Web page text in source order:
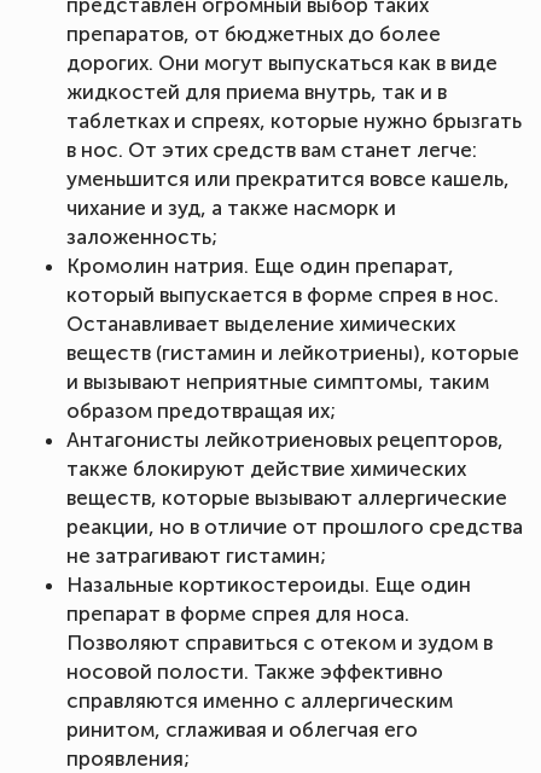
представлен огромный выбор таких
препаратов, от бюджетных до более
дорогих. Они могут выпускаться как в виде
жидкостей для приема внутрь, так и в
таблетках и спреях, которые нужно брызгать
в нос. От этих средств вам станет легче:
уменьшится или прекратится вовсе кашель,
чихание и зуд, а также насморк и
заложенность;
Кромолин натрия. Еще один препарат,
который выпускается в форме спрея в нос.
Останавливает выделение химических
веществ (гистамин и лейкотриены), которые
и вызывают неприятные симптомы, таким
образом предотвращая их;
Антагонисты лейкотриеновых рецепторов,
также блокируют действие химических
веществ, которые вызывают аллергические
реакции, но в отличие от прошлого средства
не затрагивают гистамин;
Назальные кортикостероиды. Еще один
препарат в форме спрея для носа.
Позволяют справиться с отеком и зудом в
носовой полости. Также эффективно
справляются именно с аллергическим
ринитом, сглаживая и облегчая его
проявления;